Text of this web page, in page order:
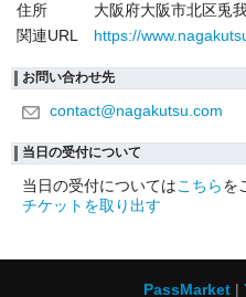
住所
大阪府大阪市北区兎
関連URL
https://
お問い合わせ先
contact@nagakutsu.com
当日の受付について
当日の受付についてはこちらを
チケットを取り出す
PassMarket